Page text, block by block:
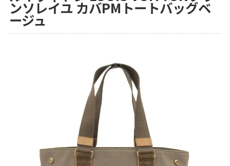
ンソレイユ カバPMトートバッグベ
ージュ